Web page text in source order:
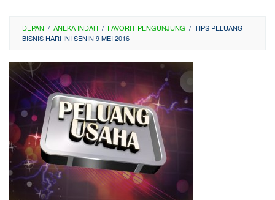
DEPAN / ANEKA INDAH / FAVORIT PENGUNJUNG / TIPS PELUANG
BISNIS HARI INI SENIN 9 MEI 2016